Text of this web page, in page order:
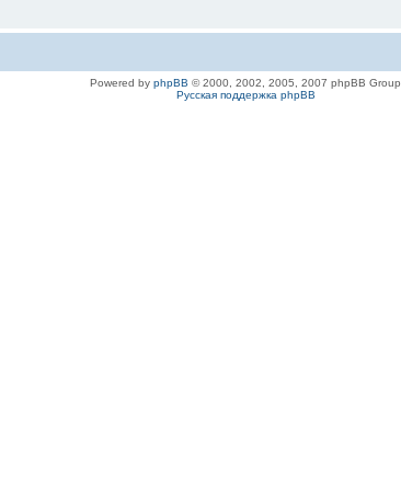
Powered by phpBB © 2000, 2002, 2005, 2007 phpBB Group
Русская поддержка phpBB